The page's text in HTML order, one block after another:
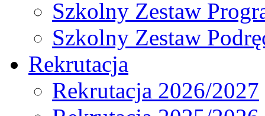
Szkolny Zestaw
Szkolny Zestaw
Rekrutacja
Rekrutacja 2026/2027